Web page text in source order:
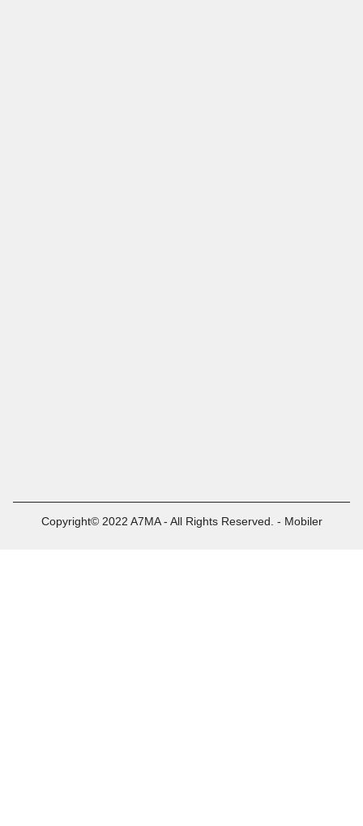
Copyright© 2022 A7MA - All Rights Reserved. - Mobiler